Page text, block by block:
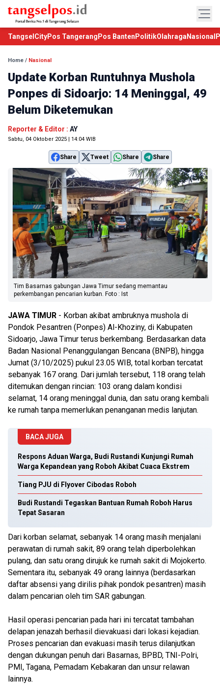
TangselCityPos Tangerang Pos Banten PolitikOlahraga Nasional
Home / Nasional
Update Korban Runtuhnya Mushola
Ponpes di Sidoarjo: 14 Meninggal, 49
Belum Diketemukan
Reporter & Editor : AY
Sabtu, 04 Oktober 2025 | 14:04 WIB
Share Tweet Share Share
Tim Basarnas gabungan Jawa Timur sedang memantau
perkembangan pencarian kurban. Foto : Ist
JAWA TIMUR - Korban akibat ambruknya mushola di
Pondok Pesantren (Ponpes) Al-Khoziny, di Kabupaten
Sidoarjo, Jawa Timur terus berkembang. Berdasarkan data
Badan Nasional Penanggulangan Bencana (BNPB), hingga
Jumat (3/10/2025) pukul 23.05 WIB, total korban tercatat
sebanyak 167 orang. Dari jumlah tersebut, 118 orang telah
ditemukan dengan rincian: 103 orang dalam kondisi
selamat, 14 orang meninggal dunia, dan satu orang kembali
ke rumah tanpa memerlukan penanganan medis lanjutan.
BACA JUGA
Respons Aduan Warga, Budi Rustandi Kunjungi Rumah
Warga Kepandean yang Roboh Akibat Cuaca Ekstrem
Tiang PJU di Flyover Cibodas Roboh
Budi Rustandi Tegaskan Bantuan Rumah Roboh Harus
Tepat Sasaran
Dari korban selamat, sebanyak 14 orang masih menjalani
perawatan di rumah sakit, 89 orang telah diperbolehkan
pulang, dan satu orang dirujuk ke rumah sakit di Mojokerto.
Sementara itu, sebanyak 49 orang lainnya (berdasarkan
daftar absensi yang dirilis pihak pondok pesantren) masih
dalam pencarian oleh tim SAR gabungan.
Hasil operasi pencarian pada hari ini tercatat tambahan
delapan jenazah berhasil dievakuasi dari lokasi kejadian.
Proses pencarian dan evakuasi masih terus dilanjutkan
dengan dukungan penuh dari Basarnas, BPBD, TNI-Polri,
PMI, Tagana, Pemadam Kebakaran dan unsur relawan
lainnya.